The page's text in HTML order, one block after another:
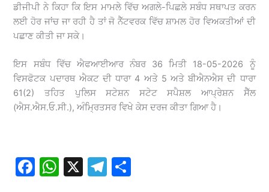
ਡੀਜੀਪੀ ਨੇ ਕਿਹਾ ਕਿ ਇਸ ਮਾਮਲੇ ਵਿੱਚ ਅਗਲੇ-ਪਿਛਲੇ ਸਬੰਧ ਸਥਾਪਤ ਕਰਨ
ਲਈ ਹੋਰ ਜਾਂਚ ਜਾ ਰਹੀ ਹੈ ਤਾਂ ਜੋ ਨੈੱਟਵਰਕ ਵਿੱਚ ਸ਼ਾਮਲ ਹੋਰ ਵਿਅਕਤੀਆਂ ਦੀ
ਪਛਾਣ ਕੀਤੀ ਜਾ ਸਕੇ।
ਇਸ ਸਬੰਧ ਵਿੱਚ ਐਫਆਈਆਰ ਨੰਬਰ 36 ਮਿਤੀ 18-05-2026 ਨੂੰ
ਵਿਸਫੋਟਕ ਪਦਾਰਥ ਐਕਟ ਦੀ ਧਾਰਾ 4 ਅਤੇ 5 ਅਤੇ ਬੀਐਨਐਸ ਦੀ ਧਾਰਾ
61(2) ਤਹਿਤ ਪੁਲਿਸ ਸਟੇਸ਼ਨ ਸਟੇਟ ਸਪੈਸ਼ਲ ਆਪ੍ਰੇਸ਼ਨ ਸੈੱਲ
(ਐਸ.ਐਸ.ਓ.ਸੀ.), ਅੰਮ੍ਰਿਤਸਰ ਵਿਖੇ ਕੇਸ ਦਰਜ ਕੀਤਾ ਗਿਆ ਹੈ।
F
W X
T